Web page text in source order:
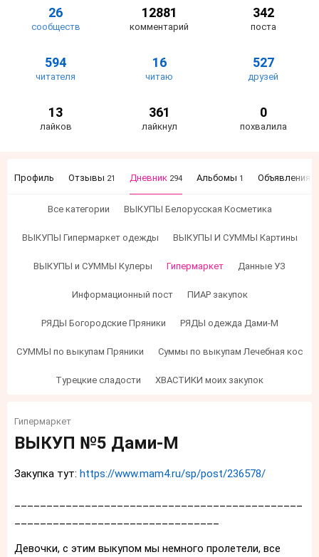
26
сообществ
12881
комментарий
342
поста
594
читателя
16
читаю
527
друзей
13
лайков
361
лайкнул
0
похвалила
Профиль Отзывы 21 Дневник 294 Альбомы 1 Объявления
Все категории ВЫКУПЫ Белорусская Косметика
ВЫКУПЫ Гипермаркет одежды ВЫКУПЫ И СУММЫ Картины
ВЫКУПЫ и СУММЫ Кулеры Гипермаркет Данные УЗ
Информационный пост ПИАР закупок
РЯДЫ Богородские Пряники РЯДЫ одежда Дами-М
СУММЫ по выкупам Пряники Суммы по выкупам Лечебная кос
Турецкие сладости ХВАСТИКИ моих закупок
Гипермаркет
ВЫКУП №5 Дами-М
Закупка тут: https://www.mam4.ru/sp/post/236578/
Девочки, с этим выкупом мы немного пролетели, все